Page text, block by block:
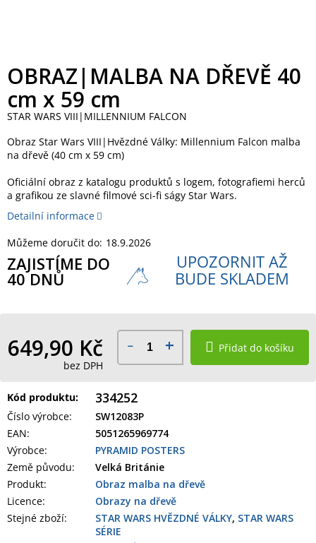
OBRAZ|MALBA NA DŘEVĚ 40
cm x 59 cm
STAR WARS VIII|MILLENNIUM FALCON
Obraz Star Wars VIII|Hvězdné Války: Millennium Falcon malba
na dřevě (40 cm x 59 cm)
Oficiální obraz z katalogu produktů s logem, fotografiemi herců
a grafikou ze slavné filmové sci-fi ságy Star Wars.
Detailní informace
Můžeme doručit do: 18.9.2026
ZAJISTÍME DO
40 DNŮ
UPOZORNIT AŽ
BUDE SKLADEM
649,90 Kč
bez DPH
Přidat do košíku
Kód produktu: 334252
Číslo výrobce:
SW12083P
EAN:
5051265969774
Výrobce:
PYRAMID POSTERS
Země původu:
Velká Británie
Produkt:
Obraz malba na dřevě
Licence:
Obrazy na dřevě
Stejné zboží:
STAR WARS HVĚZDNÉ VÁLKY, STAR WARS
SÉRIE